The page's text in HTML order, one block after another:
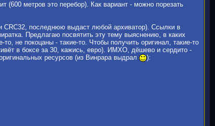
(600 метров это перебор). Как вариант - можно порезать
CRC32, последнюю выдаст любой архиватор). Ссылки в
Предлагаю посвятить эту тему выяснению, в каких
не покоцаны - такие-то. Чтобы получить оригинал, такие-то
в боксе за 30, кажись, евро). ИМХО, дёшево и сердито -
ресурсов (из Винрара выдрал
):